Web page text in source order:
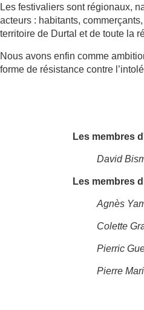
Les festivaliers sont régionaux,
acteurs : habitants,
territoire de Durtal et de toute la
Nous avons enfin comme
forme de résistance contre
Les membres
David
Les membres
Agnès
Colette
Pierric
Pierre